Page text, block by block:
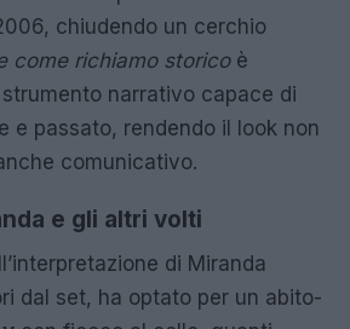
chiudendo un cerchio
come richiamo storicoè
narrativo capace di
e passato, rendendo il look non
comunicativo.
e gli altri volti
di Miranda
dal set, ha optato per un abito-